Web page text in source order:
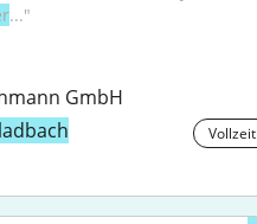
..."
GmbH
Vollzeit